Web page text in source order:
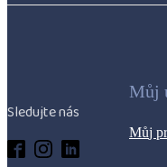
Sledujte nás
Můj
Můj